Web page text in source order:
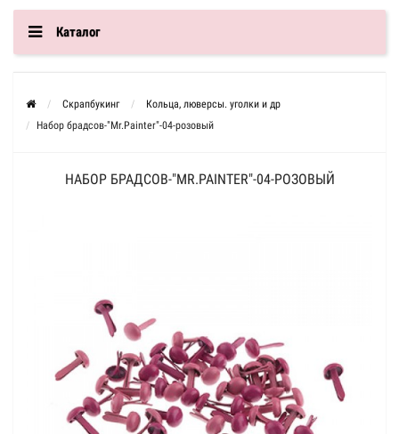
Каталог
Скрапбукинг
Кольца, люверсы. уголки и др
Набор брадсов-"Mr.Painter"-04-розовый
НАБОР БРАДСОВ-"MR.PAINTER"-04-РОЗОВЫЙ